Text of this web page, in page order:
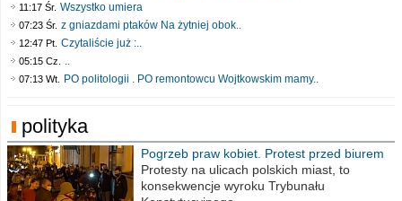
11:17 Śr. Wszystko umiera
07:23 Śr. z gniazdami ptaków Na żytniej obok..
12:47 Pt. Czytaliście już :..
05:15 Cz. ..
07:13 Wt. PO politologii . PO remontowcu Wojtkowskim mamy..
polityka
Pogrzeb praw kobiet. Protest przed biurem
poselskim PiS
Protesty na ulicach polskich miast, to
konsekwencje wyroku Trybunału